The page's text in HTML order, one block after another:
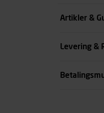
Artikler &
Levering &